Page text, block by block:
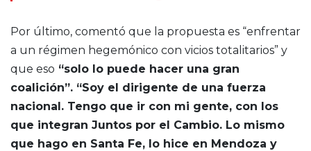
Por último, comentó que la propuesta es “enfrentar
a un régimen hegemónico con vicios totalitarios” y
que eso “solo lo puede hacer una gran
coalición”. “Soy el dirigente de una fuerza
nacional. Tengo que ir con mi gente, con los
que integran Juntos por el Cambio. Lo mismo
que hago en Santa Fe, lo hice en Mendoza y